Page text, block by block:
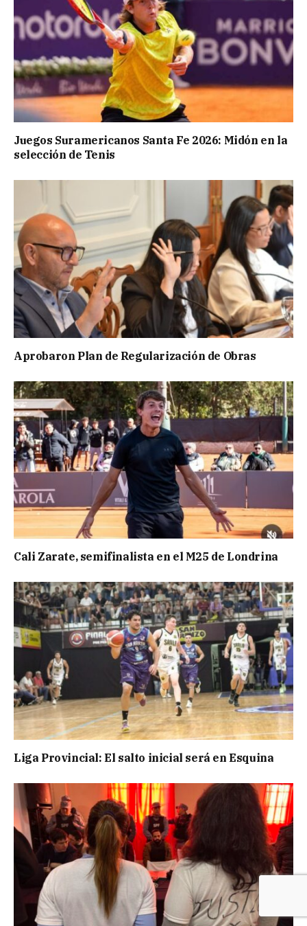
Juegos Suramericanos Santa Fe 2026: Midón en la
selección de Tenis
Aprobaron Plan de Regularización de Obras
Cali Zarate, semifinalista en el M25 de Londrina
Liga Provincial: El salto inicial será en Esquina